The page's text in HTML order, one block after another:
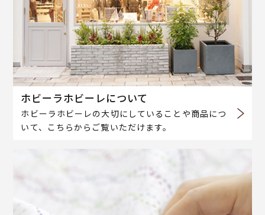
ホビーラホビーレについて
ホビーラホビーレの大切にしていることや商品につ
いて、こちらからご覧いただけます。